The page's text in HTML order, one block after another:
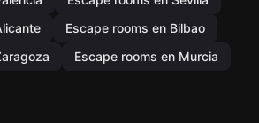
Escape rooms en Bilbao
Escape rooms en Murcia